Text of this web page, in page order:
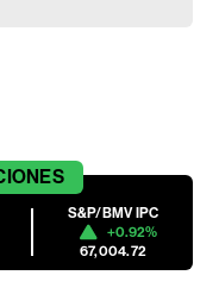
S&P/BMV IPC
+0.92%
67,004.72